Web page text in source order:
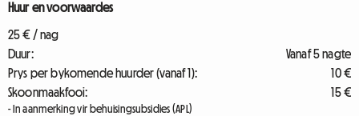
Huur en voorwaardes
25 € / nag
Duur:
Vanaf 5 nagte
Prys per bykomende huurder (vanaf 1):
10 €
Skoonmaakfooi:
15 €
- In aanmerking vir behuisingsubsidies (APL)